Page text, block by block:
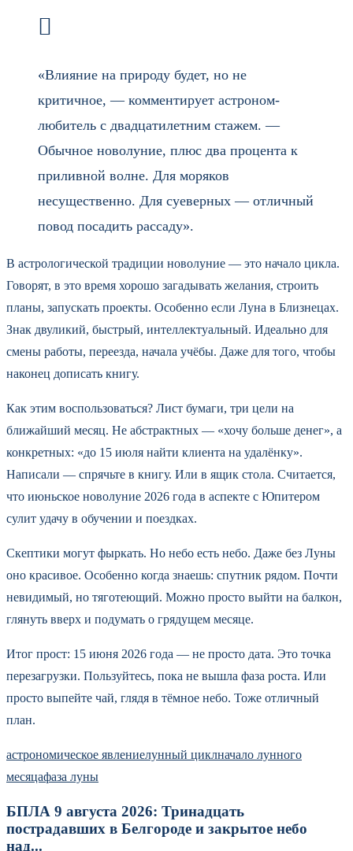
«Влияние на природу будет, но не
критичное, — комментирует астроном-
любитель с двадцатилетним стажем. —
Обычное новолуние, плюс два процента к
приливной волне. Для моряков
несущественно. Для суеверных — отличный
повод посадить рассаду».
В астрологической традиции новолуние — это начало цикла.
Говорят, в это время хорошо загадывать желания, строить
планы, запускать проекты. Особенно если Луна в Близнецах.
Знак двуликий, быстрый, интеллектуальный. Идеально для
смены работы, переезда, начала учёбы. Даже для того, чтобы
наконец дописать книгу.
Как этим воспользоваться? Лист бумаги, три цели на
ближайший месяц. Не абстрактных — «хочу больше денег», а
конкретных: «до 15 июля найти клиента на удалёнку».
Написали — спрячьте в книгу. Или в ящик стола. Считается,
что июньское новолуние 2026 года в аспекте с Юпитером
сулит удачу в обучении и поездках.
Скептики могут фыркать. Но небо есть небо. Даже без Луны
оно красивое. Особенно когда знаешь: спутник рядом. Почти
невидимый, но тяготеющий. Можно просто выйти на балкон,
глянуть вверх и подумать о грядущем месяце.
Итог прост: 15 июня 2026 года — не просто дата. Это точка
перезагрузки. Пользуйтесь, пока не вышла фаза роста. Или
просто выпейте чай, глядя в тёмное небо. Тоже отличный
план.
астрономическое явлениелунный циклначало лунного
месяцафаза луны
БПЛА 9 августа 2026: Тринадцать
пострадавших в Белгороде и закрытое небо
над...